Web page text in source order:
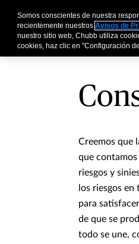
Creemos que
que
riesgos y
los riesgos
para
de que se
todo se une,
Somos conscientes de nuestra
recientemente nuestrosAvisos de
nuestro sitio web, Chubb utiliza
cookies, haz clic en "Configuración